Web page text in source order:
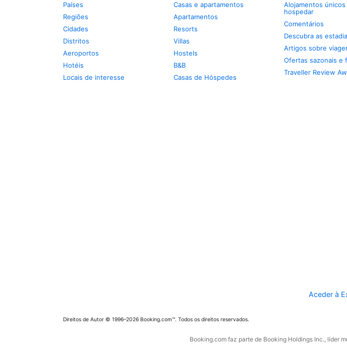
Países
Regiões
Cidades
Distritos
Aeroportos
Hotéis
Locais de interesse
Casas e apartamentos
Apartamentos
Resorts
Villas
Hostels
B&B
Casas de Hóspedes
Alojamentos únicos
hospedar
Comentários
Descubra as
Artigos sobre
Ofertas sazonais e
Traveller Review
Aceder à
Direitos de Autor © 1996–2026 Booking.com™. Todos os direitos reservados.
Booking.com faz parte de Booking Holdings Inc., líder